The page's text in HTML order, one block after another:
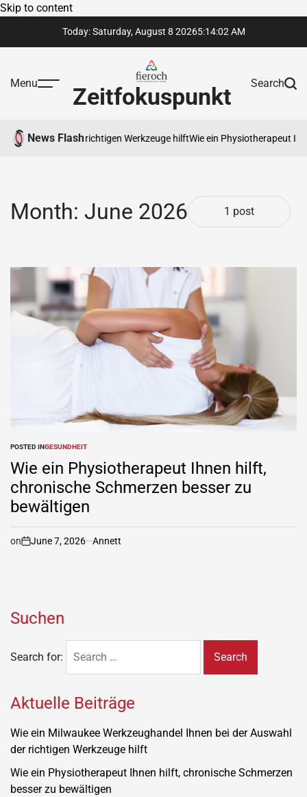
Skip to content
Today: Saturday, August 8 20265:14:02 AM
Menu Zeitfokuspunkt Search
News Flash
der Auswahl der richtigen Werkzeuge hilftWie ein Physiotherapeut
Month: June 2026 1 post
POSTED INGESUNDHEIT
Wie ein Physiotherapeut Ihnen hilft,
chronische Schmerzen besser zu
bewältigen
on June 7, 2026 Annett
Suchen
Search for:
Aktuelle Beiträge
Wie ein Milwaukee Werkzeughandel Ihnen bei der Auswahl
der richtigen Werkzeuge hilft
Wie ein Physiotherapeut Ihnen hilft, chronische Schmerzen
besser zu bewältigen